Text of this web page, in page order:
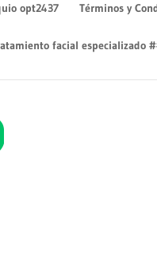
opt2437 Términos y
facial especializado